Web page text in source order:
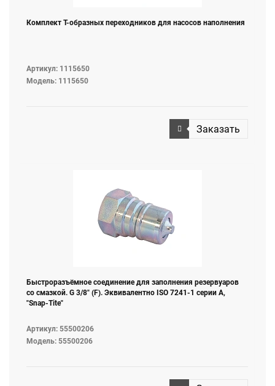
Комплект Т-образных переходников для насосов наполнения
Артикул: 1115650
Модель: 1115650
Заказать
Быстроразъёмное соединение для заполнения резервуаров
со смазкой. G 3/8" (F). Эквивалентно ISO 7241-1 серии А,
"Snap-Tite"
Артикул: 55500206
Модель: 55500206